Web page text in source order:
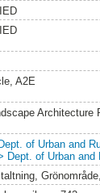
A2E
Architecture
of Urban and
Dept. of Urban and